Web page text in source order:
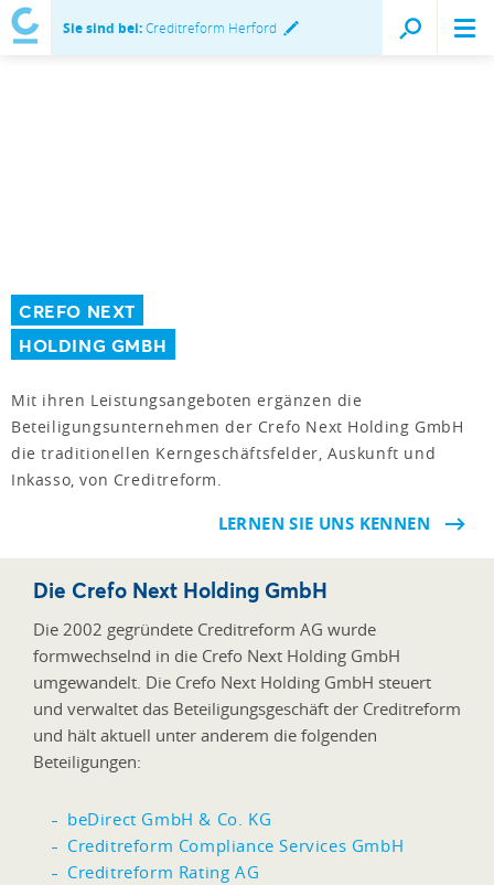
Sie sind bei:Creditreform Herford
CREFO NEXT
HOLDING GMBH
Mit ihren Leistungsangeboten ergänzen die
Beteiligungsunternehmen der Crefo Next Holding GmbH
die traditionellen Kerngeschäftsfelder, Auskunft und
Inkasso, von Creditreform.
LERNEN SIE UNS KENNEN
Die Crefo Next Holding GmbH
Die 2002 gegründete Creditreform AG wurde
formwechselnd in die Crefo Next Holding GmbH
umgewandelt. Die Crefo Next Holding GmbH steuert
und verwaltet das Beteiligungsgeschäft der Creditreform
und hält aktuell unter anderem die folgenden
Beteiligungen:
beDirect GmbH & Co. KG
Creditreform Compliance Services GmbH
Creditreform Rating AG